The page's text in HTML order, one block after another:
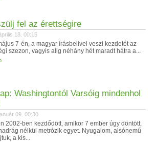
fel az érettségire
18. 00:15
7-én, a magyar írásbelivel veszi kezdetét az
szezon, vagyis alig néhány hét maradt hátra a...
Washingtontól Varsóig mindenhol
09. 00:30
2002-ben kezdődött, amikor 7 ember úgy döntött,
nélkül metrózik egyet. Nyugalom, alsónemű
a kis...